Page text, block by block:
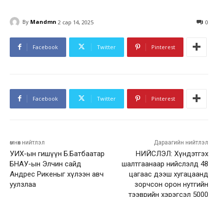
By Mandmn 2 сар 14, 2025 0
Facebook Twitter Pinterest
Facebook Twitter Pinterest
өмнөх нийтлэл
УИХ-ын гишүүн Б.Батбаатар
БНАУ-ын Элчин сайд
Андрес Рикеныг хүлээн авч
уулзлаа
Дараагийн нийтлэл
НИЙСЛЭЛ: Хүндэтгэх
шалтгаанаар нийслэлд 48
цагаас дээш хугацаанд
зорчсон орон нутгийн
тээврийн хэрэгсэл 5000